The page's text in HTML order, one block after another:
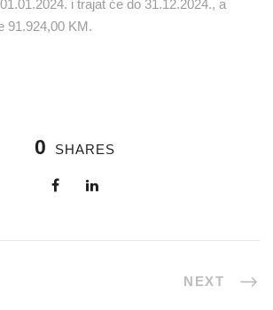
i trajat će do 31.12.2024., a
91.924,00 KM.
0 SHARES
NEXT